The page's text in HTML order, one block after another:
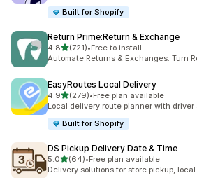
Built for Shopify
Return Prime:Return & Exchange
4.8별 5개 중
(721)
총 리뷰 721개
•Free to install
Automate Returns & Exchanges. Turn
EasyRoutes Local Delivery
4.9별 5개 중
(279)
총 리뷰 279개
•Free plan available
Local delivery route planner with driver
Built for Shopify
DS Pickup Delivery Date & Time
5.0별 5개 중
(64)
총 리뷰 64개
•Free plan available
Delivery solutions for store pickup,